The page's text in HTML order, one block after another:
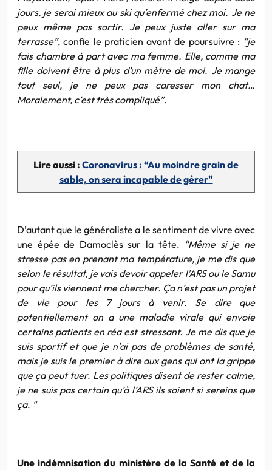
jours, je serai mieux au ski qu’enfermé chez moi. Je ne
peux même pas sortir. Je peux juste aller sur ma
terrasse”, confie le praticien avant de poursuivre : “je
fais chambre à part avec ma femme. Elle, comme ma
fille doivent être à plus d’un mètre de moi. Je mange
tout seul, je ne peux pas caresser mon chat…
Moralement, c’est très compliqué”.
Lire aussi : Coronavirus : “Au moindre grain de
sable, on sera incapable de gérer”
D’autant que le généraliste a le sentiment de vivre avec
une épée de Damoclès sur la tête. “Même si je ne
stresse pas en prenant ma température, je me dis que
selon le résultat, je vais devoir appeler l’ARS ou le Samu
pour qu’ils viennent me chercher. Ça n’est pas un projet
de vie pour les 7 jours à venir. Se dire que
potentiellement on a une maladie virale qui envoie
certains patients en réa est stressant. Je me dis que je
suis sportif et que je n’ai pas de problèmes de santé,
mais je suis le premier à dire aux gens qui ont la grippe
que ça peut tuer. Les politiques disent de rester calme,
je ne suis pas certain qu’à l’ARS ils soient si sereins que
ça. “
Une indémnisation du ministère de la Santé et de la